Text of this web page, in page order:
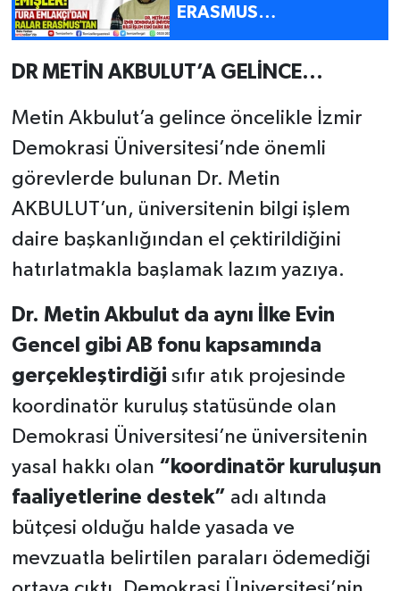
ERASMUS
USULSÜZLÜK VE
SKANDALLAR GÜN
DR METİN AKBULUT’A GELİNCE...
Metin Akbulut’a gelince öncelikle İzmir
Demokrasi Üniversitesi’nde önemli
görevlerde bulunan Dr. Metin
AKBULUT’un, üniversitenin bilgi işlem
daire başkanlığından el çektirildiğini
hatırlatmakla başlamak lazım yazıya.
Dr. Metin Akbulut da aynı İlke Evin
Gencel gibi AB fonu kapsamında
gerçekleştirdiği sıfır atık projesinde
koordinatör kuruluş statüsünde olan
Demokrasi Üniversitesi’ne üniversitenin
yasal hakkı olan “koordinatör kuruluşun
faaliyetlerine destek” adı altında
bütçesi olduğu halde yasada ve
mevzuatla belirtilen paraları ödemediği